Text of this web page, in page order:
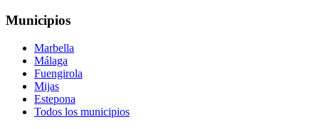
Municipios
Marbella
Málaga
Fuengirola
Mijas
Estepona
Todos los municipios